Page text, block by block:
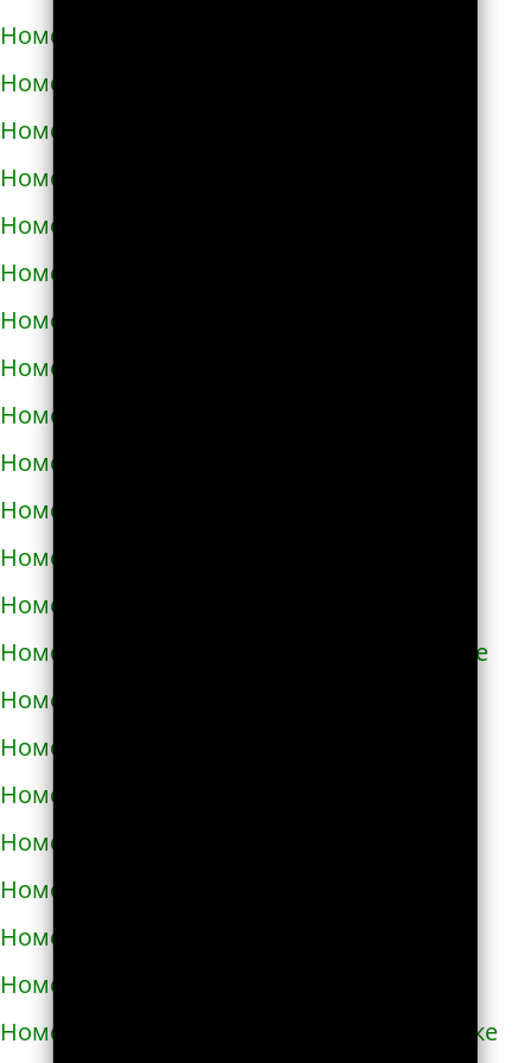
Номера телефонов такси в Яворове
Номера телефонов такси в Яготине
Номера телефонов такси в Абазе
Номера телефонов такси в Абакане
Номера телефонов такси в Абдулино
Номера телефонов такси в Абинске
Номера телефонов такси в Агидели
Номера телефонов такси в Агинском
Номера телефонов такси в Агрызе
Номера телефонов такси в Адыгейске
Номера телефонов такси в Азнакаево
Номера телефонов такси в Азове
Номера телефонов такси в Ак-Довураке
Номера телефонов такси в Академгородке
Номера телефонов такси в Аксае
Номера телефонов такси в Алагире
Номера телефонов такси в Алапаевске
Номера телефонов такси в Алатыре
Номера телефонов такси в Алдане
Номера телефонов такси в Алейске
Номера телефонов такси в Александрове
Номера телефонов такси в Александровске